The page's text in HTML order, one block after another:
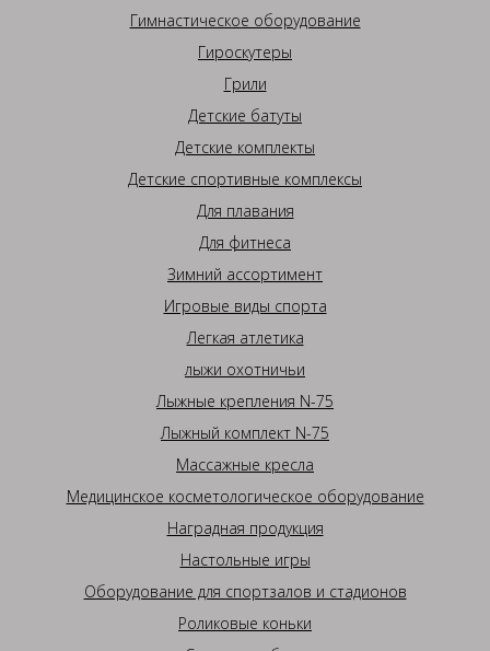
Гимнастическое оборудование
Гироскутеры
Грили
Детские батуты
Детские комплекты
Детские спортивные комплексы
Для плавания
Для фитнеса
Зимний ассортимент
Игровые виды спорта
Легкая атлетика
лыжи охотничьи
Лыжные крепления N-75
Лыжный комплект N-75
Массажные кресла
Медицинское косметологическое оборудование
Наградная продукция
Настольные игры
Оборудование для спортзалов и стадионов
Роликовые коньки